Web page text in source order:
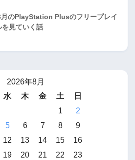
のPlayStation Plusのフリープレイ
を見ていく話
2026年8月
水 木 金 土
日
1
2
5 6 7 8
9
12 13 14 15
16
19 20 21 22
23